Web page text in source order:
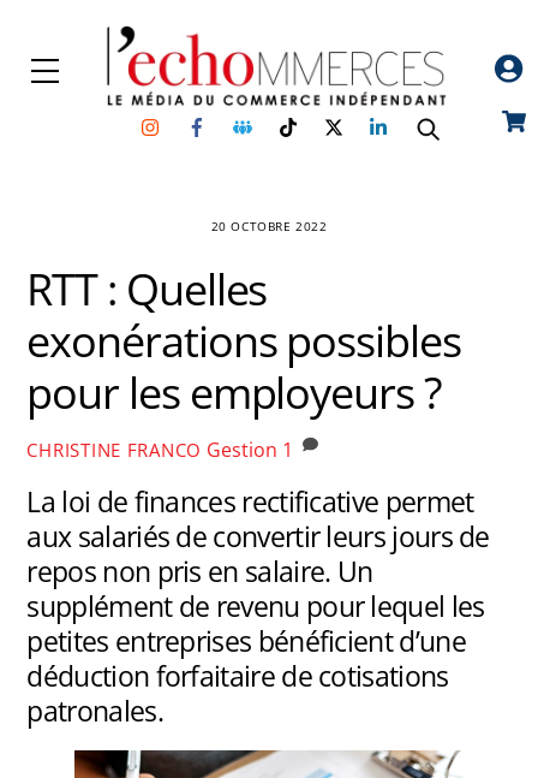
content
Menu
InstagramFacebookGroupe
Facebook
TikTokTwitterLinkedin
20 OCTOBRE 2022
RTT : Quelles
exonérations possibles
pour les employeurs ?
CHRISTINE FRANCO Gestion 1
La loi de finances rectificative permet
aux salariés de convertir leurs jours de
repos non pris en salaire. Un
supplément de revenu pour lequel les
petites entreprises bénéficient d’une
déduction forfaitaire de cotisations
patronales.